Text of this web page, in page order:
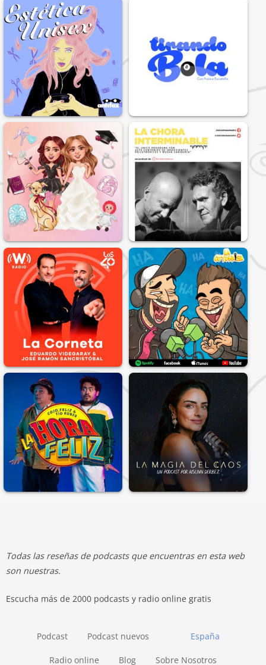
Todas las reseñas de podcasts que encuentras en esta web
son nuestras.
Escucha más de 2000 podcasts y radio online gratis
España
Podcast Podcast nuevos
Radio online Blog Sobre Nosotros